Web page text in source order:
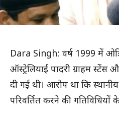
Dara Singh: वर्ष 1999 में
ऑस्ट्रेलियाई पादरी ग्राहम
दी गई थी। आरोप था कि
परिवर्तित करने की